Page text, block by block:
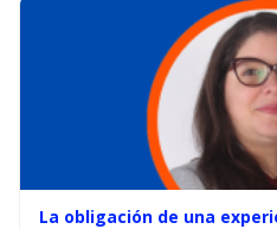
La obligación de una